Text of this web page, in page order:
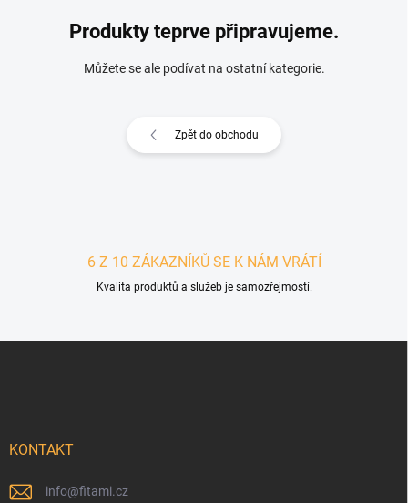
Produkty teprve připravujeme.
Můžete se ale podívat na ostatní kategorie.
Zpět do obchodu
6 Z 10 ZÁKAZNÍKŮ SE K NÁM VRÁTÍ
Kvalita produktů a služeb je samozřejmostí.
KONTAKT
info@fitami.cz